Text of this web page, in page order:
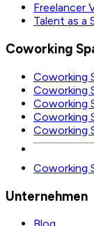
Freelancer
Talent as a
Coworking
Coworking
Coworking
Coworking
Coworking
Coworking
Coworking
Unternehmen